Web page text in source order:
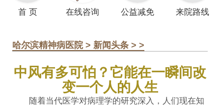
首 页 在线咨询 公益减免 来院路线
哈尔滨精神病医院> 新闻头条> >
中风有多可怕？它能在一瞬间改
变一个人的人生
随着当代医学对病理学的研究深入，人们现在知